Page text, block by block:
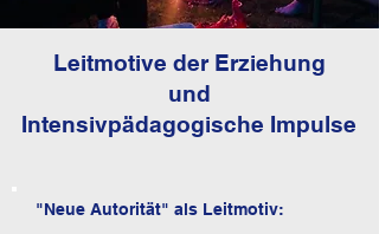
Leitmotive der Erziehung
und
Intensivpädagogische Impulse
"Neue Autorität" als Leitmotiv: